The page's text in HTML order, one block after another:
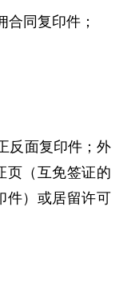
同复印件；
面复印件；外
页（互免签证的
件）或居留许可